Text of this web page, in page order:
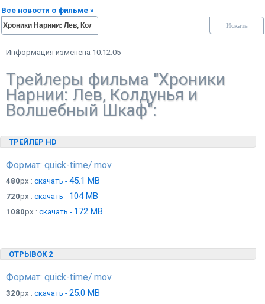
Все новости о фильме »
Информация изменена 10.12.05
Трейлеры фильма "Хроники
Нарнии: Лев, Колдунья и
Волшебный Шкаф":
ТРЕЙЛЕР HD
Формат: quick-time/.mov
480px : скачать - 45.1 MB
720px : скачать - 104 MB
1080px : скачать - 172 MB
ОТРЫВОК 2
Формат: quick-time/.mov
320px : скачать - 25.0 MB